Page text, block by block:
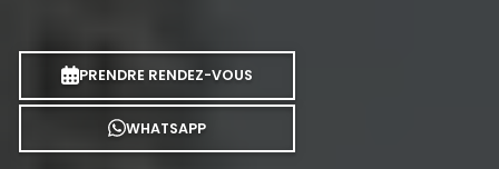
PRENDRE RENDEZ-VOUS
WHATSAPP